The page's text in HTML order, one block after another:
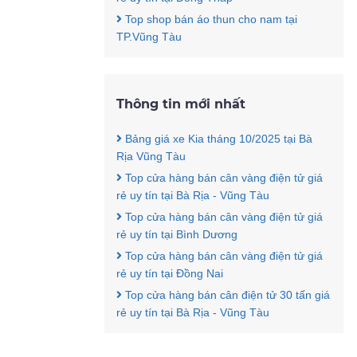
Top shop bán áo thun cho nam tại
TP.Vũng Tàu
Thông tin mới nhất
Bảng giá xe Kia tháng 10/2025 tại Bà
Rịa Vũng Tàu
Top cửa hàng bán cân vàng điện tử giá
rẻ uy tín tại Bà Rịa - Vũng Tàu
Top cửa hàng bán cân vàng điện tử giá
rẻ uy tín tại Bình Dương
Top cửa hàng bán cân vàng điện tử giá
rẻ uy tín tại Đồng Nai
Top cửa hàng bán cân điện tử 30 tấn giá
rẻ uy tín tại Bà Rịa - Vũng Tàu